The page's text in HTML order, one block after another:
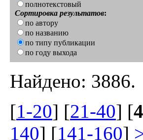
полнотекстовый
Сортировка результатов:
по автору
по названию
по типу публикации
по году выхода
Найдено: 3886.
[1-20] [21-40] [
140] [141-160]